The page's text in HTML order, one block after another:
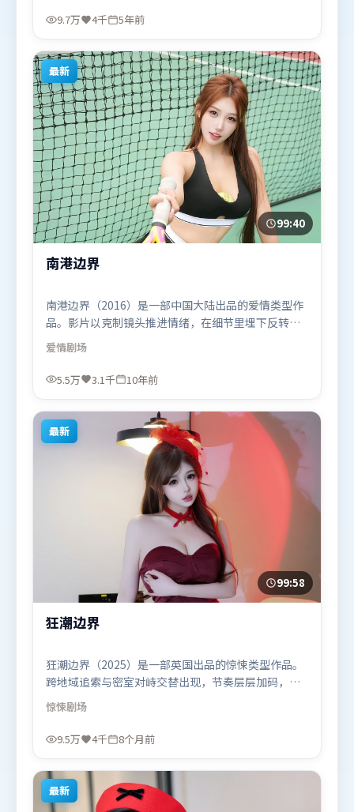
凡，刘亦菲、马东锡等联袂出演。影片于2021年7月6
的观众观看。
9.7万 4千 5年前
最新
99:40
南港边界
南港边界（2016）是一部中国大陆出品的爱情类型作
品。影片以克制镜头推进情绪，在细节里埋下反转，
直至最后一刻才揭开谜底。人物关系网复杂却不凌
乱，每场对手戏都推动信息增量。由宁浩执导，汤姆
·哈迪、杨紫、赵丽颖，堺雅人、黄政民、段奕宏等
地区首映上线，适合喜欢爱情题材的观众观看。
爱情剧场
5.5万 3.1千 10年前
最新
99:58
狂潮边界
狂潮边界（2025）是一部英国出品的惊悚类型作品。
跨地域追索与密室对峙交替出现，节奏层层加码，张
力持续上扬。动作场面设计讲究空间与节奏，文戏部
分同样扎实耐嚼。由吕克·贝松执导，阿米尔·汗、
基里安·墨菲、吴京，汤唯、河正宇等联袂出演。影
适合喜欢惊悚题材的观众观看。
惊悚剧场
9.5万 4千 8个月前
最新